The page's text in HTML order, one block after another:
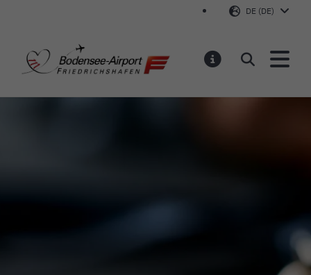
DE (DE)
Bodensee-Airport
Suchen